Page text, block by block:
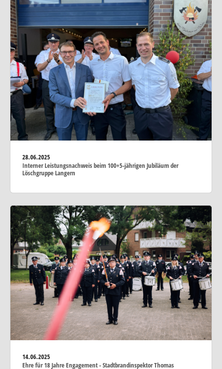
28.06.2025
Interner Leistungsnachweis beim 100+5-jährigen Jubiläum der
Löschgruppe Langern
14.06.2025
Ehre für 18 Jahre Engagement - Stadtbrandinspektor Thomas